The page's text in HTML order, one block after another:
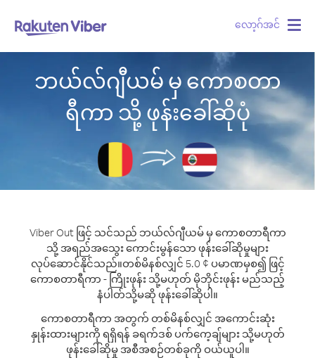
လော့ဂ်အင်
ဘယ်လ်ဂျီယမ် မှ ကောစတာ
ရီကာ သို့ ဖုန်းခေါ်ဆိုပုံ
Viber Out ဖြင့် သင်သည် ဘယ်လ်ဂျီယမ် မှ ကောစတာရီကာ
သို့ အရည်အသွေး ကောင်းမွန်သော ဖုန်းခေါ်ဆိုမှုများ
လုပ်ဆောင်နိုင်သည်။တစ်မိနစ်လျှင် 5.0 ¢ ပမာဏမှစ၍ ဖြင့်
ကောစတာရီကာ - ကြိုးဖုန်း သို့မဟုတ် မိုဘိုင်းဖုန်း မည်သည့်
နံပါတ်သို့မဆို ဖုန်းခေါ်ဆိုပါ။
ကောစတာရီကာ အတွက် တစ်မိနစ်လျှင် အကောင်းဆုံး
နှုန်းထားများကို ရရှိရန် ခရက်ဒစ် ပက်ကေ့ချ်များ သို့မဟုတ်
ဖုန်းခေါ်ဆိုမှု အစီအစဉ်တစ်ခုကို ဝယ်ယူပါ။